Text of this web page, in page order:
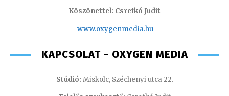
Köszönettel: Csrefkó Judit
www.oxygenmedia.hu
KAPCSOLAT - OXYGEN MEDIA
Stúdió: Miskolc, Széchenyi utca 22.